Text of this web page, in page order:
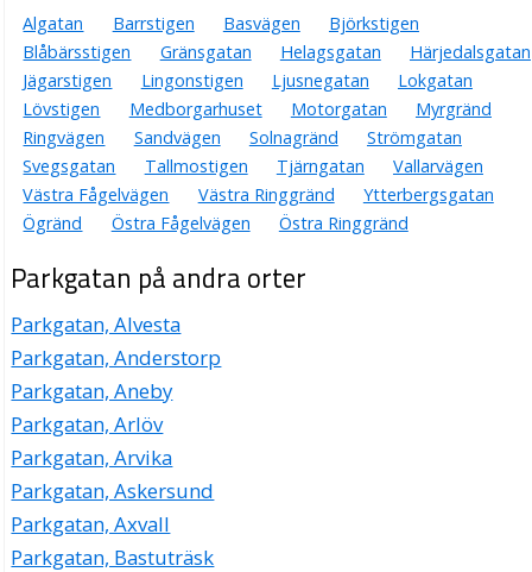
Algatan Barrstigen Basvägen
Björkstigen
Blåbärsstigen
Gränsgatan Helagsgatan
Härjedalsgatan
Jägarstigen
Lingonstigen Ljusnegatan
Lokgatan
Lövstigen
Medborgarhuset Motorgatan
Myrgränd
Ringvägen
Sandvägen Solnagränd
Strömgatan
Svegsgatan
Tallmostigen Tjärngatan
Vallarvägen
Västra Fågelvägen
Västra Ringgränd
Ytterbergsgatan
Ögränd
Östra Fågelvägen Östra Ringgränd
Parkgatan på andra orter
Parkgatan, Alvesta
Parkgatan, Anderstorp
Parkgatan, Aneby
Parkgatan, Arlöv
Parkgatan, Arvika
Parkgatan, Askersund
Parkgatan, Axvall
Parkgatan, Bastuträsk